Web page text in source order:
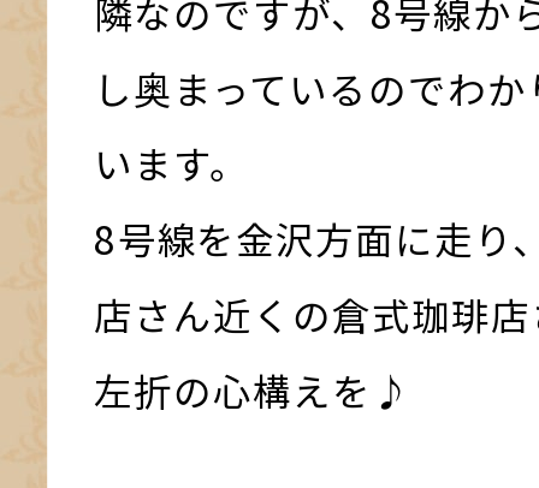
隣なのですが、8号線か
し奥まっているのでわ
います。
8号線を金沢方面に走り
店さん近くの倉式珈琲
左折の心構えを♪